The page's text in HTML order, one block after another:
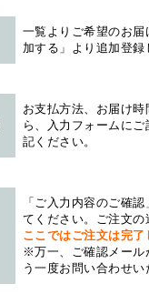
一覧よりご希望のお
加する」より追加登
お支払方法、お届け
ら、入力フォームに
記ください。
「ご入力内容のご確
てください。ご注文
ここではご注文は完
※万一、ご確認メール
う一度お問い合わせ